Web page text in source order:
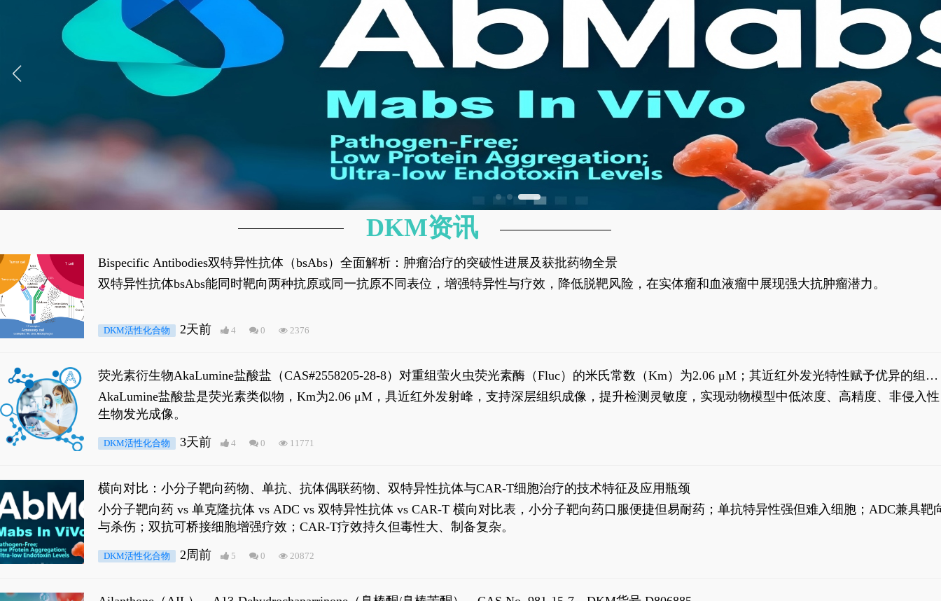
Bispecific Antibodies双特异性抗体（bsAbs）全面解析：肿瘤治疗的突破性进展及获批药物全景
双特异性抗体bsAbs能同时靶向两种抗原或同一抗原不同表位，增强特异性与疗效，降低脱靶风险，在实体瘤和血液瘤中展现强大抗肿瘤潜力。
DKM活性化合物 2天前 4 0 2376
荧光素衍生物AkaLumine盐酸盐（CAS#2558205-28-8）对重组萤火虫荧光素酶（Fluc）的米氏常数（Km）为2.06 μM；其近红外发光特性赋予优异的组织
穿透能力，大幅增强成像信噪比，从而实现活体动物模型中极低给药剂量下的高灵敏度、非侵入式生物发光动态追踪。
AkaLumine盐酸盐是荧光素类似物，Km为2.06 μM，具近红外发射峰，支持深层组织成像，提升检测灵敏度，实现动物模型中低浓度、高精度、非侵入性
生物发光成像。
DKM活性化合物 3天前 4 0 11771
横向对比：小分子靶向药物、单抗、抗体偶联药物、双特异性抗体与CAR-T细胞治疗的技术特征及应用瓶颈
小分子靶向药 vs 单克隆抗体 vs ADC vs 双特异性抗体 vs CAR-T 横向对比表，小分子靶向药口服便捷但易耐药；单抗特异性强但难入细胞；ADC兼具靶
与杀伤；双抗可桥接细胞增强疗效；CAR-T疗效持久但毒性大、制备复杂。
DKM活性化合物 2周前 5 0 20872
DKM资讯